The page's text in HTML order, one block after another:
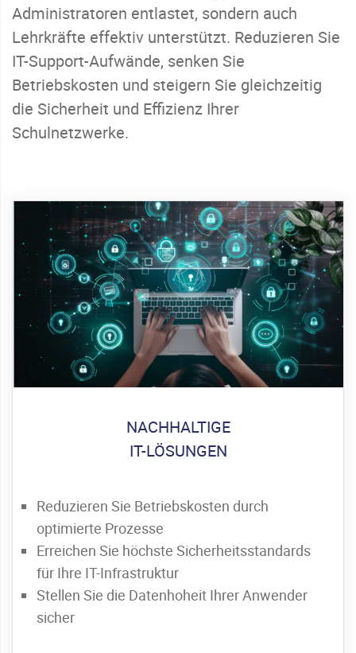
Administratoren entlastet, sondern auch
Lehrkräfte effektiv unterstützt. Reduzieren Sie
IT-Support-Aufwände, senken Sie
Betriebskosten und steigern Sie gleichzeitig
die Sicherheit und Effizienz Ihrer
Schulnetzwerke.
NACHHALTIGE
IT-LÖSUNGEN
Reduzieren Sie Betriebskosten durch
optimierte Prozesse
Erreichen Sie höchste Sicherheitsstandards
für Ihre IT-Infrastruktur
Stellen Sie die Datenhoheit Ihrer Anwender
sicher